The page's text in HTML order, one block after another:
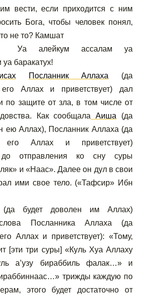
вести, если приходится с ним
Бога, чтобы человек понял,
не то? Камшат
алейкум ассалам уа
баракатух!
Посланник Аллаха (да
его Аллах и приветствует) дал
по защите от зла, в том числе от
Как сообщала Аиша (да
ею Аллах), Посланник Аллаха (да
его Аллах и приветствует)
до отправления ко сну суры
и «Наас». Далее он дул в свои
ими свое тело. («Тафсир» Ибн
(да будет доволен им Аллах)
Посланника Аллаха (да
Аллах и приветствует): «Тому,
[эти три суры] «Куль Хуа Аллаху
а’узу бираббиль фалак…» и
трижды каждую по
этого будет достаточно от